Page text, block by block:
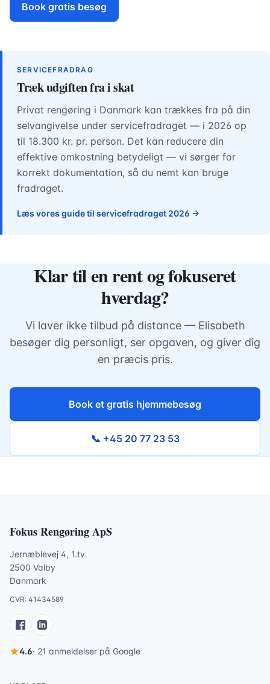
Book gratis besøg
SERVICEFRADRAG
Træk udgiften fra i skat
Privat rengøring i Danmark kan trækkes fra på din
selvangivelse under servicefradraget — i 2026 op
til 18.300 kr. pr. person. Det kan reducere din
effektive omkostning betydeligt — vi sørger for
korrekt dokumentation, så du nemt kan bruge
fradraget.
Læs vores guide til servicefradraget 2026 →
Klar til en rent og fokuseret
hverdag?
Vi laver ikke tilbud på distance — Elisabeth
besøger dig personligt, ser opgaven, og giver dig
en præcis pris.
Book et gratis hjemmebesøg
📞 +45 20 77 23 53
Fokus Rengøring ApS
Jernæblevej 4, 1.tv.
2500 Valby
Danmark
CVR: 41434589
4.6· 21 anmeldelser på Google